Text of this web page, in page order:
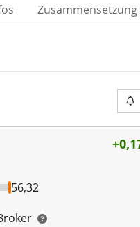
Zusammensetzung
56,32